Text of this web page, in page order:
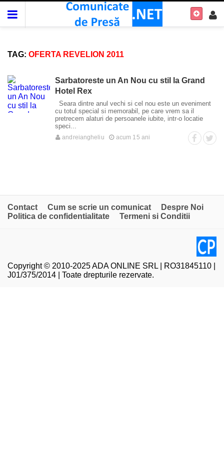
TAG: OFERTA REVELION 2011
Sarbatoreste un An Nou cu stil la Grand
Hotel Rex
Seara dintre anul vechi si cel nou este un eveniment
cu totul special si memorabil, pe care vrem sa il
pretrecem alaturi de persoanele iubite, intr-o locatie
speci...
andreiangheliu acum 15 ani
Contact Cum se scrie un comunicat
Despre Noi
Politica de confidentialitate
Termeni si Conditii
Copyright © 2010-2025 ADA ONLINE SRL | RO31845110 |
J01/375/2014 | Toate drepturile rezervate.